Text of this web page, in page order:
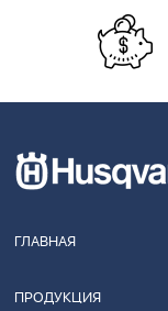
ГЛАВНАЯ
ПРОДУКЦИЯ